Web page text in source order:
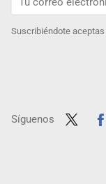
Suscribiéndote
Síguenos